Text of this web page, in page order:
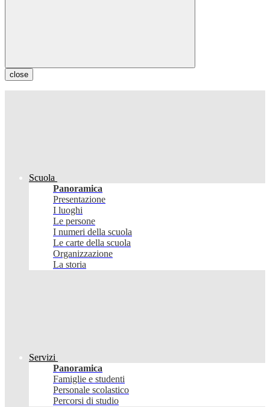
close
Scuola
Panoramica
Presentazione
I luoghi
Le persone
I numeri della scuola
Le carte della scuola
Organizzazione
La storia
Servizi
Panoramica
Famiglie e studenti
Personale scolastico
Percorsi di studio